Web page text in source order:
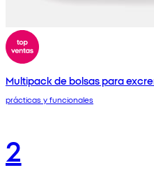
Multipack de bolsas para
prácticas y funcionales
2